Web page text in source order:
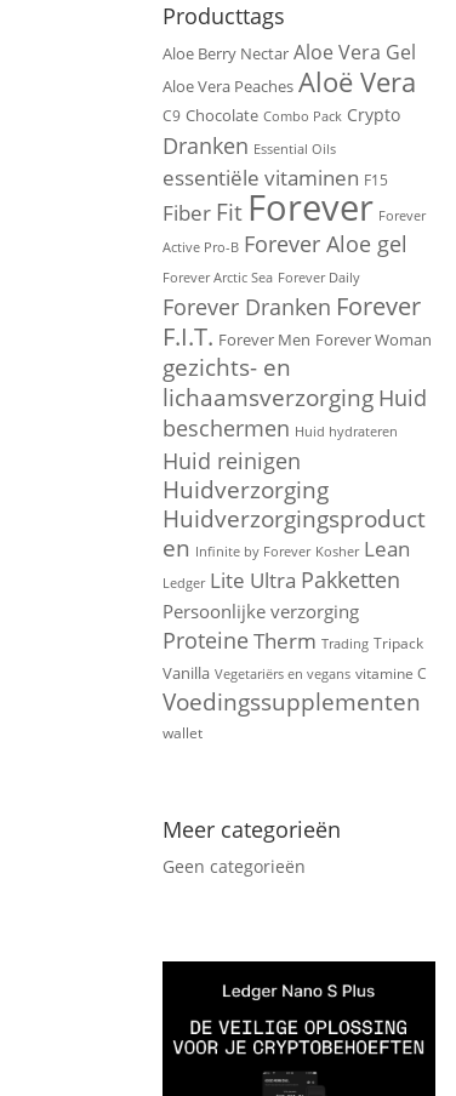
Producttags
Aloe Berry Nectar Aloe Vera Gel
Aloe Vera Peaches Aloë Vera
C9 Chocolate Combo Pack Crypto
Dranken Essential Oils
essentiële vitaminen F15
Fiber Fit Forever Forever
Active Pro-B Forever Aloe gel
Forever Arctic Sea Forever Daily
Forever Dranken Forever
F.I.T. Forever Men Forever Woman
gezichts- en
lichaamsverzorging Huid
beschermen Huid hydrateren
Huid reinigen
Huidverzorging
Huidverzorgingsproduct
en Infinite by Forever Kosher Lean
Ledger Lite Ultra Pakketten
Persoonlijke verzorging
ProteineTherm Trading Tripack
Vanilla Vegetariërs en vegans vitamine C
Voedingssupplementen
wallet
Meer categorieën
Geen categorieën